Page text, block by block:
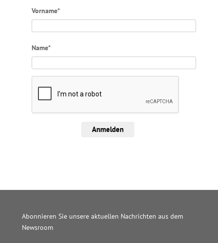
Vorname*
Name*
Anmelden
Abonnieren Sie unsere aktuellen Nachrichten aus dem
Newsroom